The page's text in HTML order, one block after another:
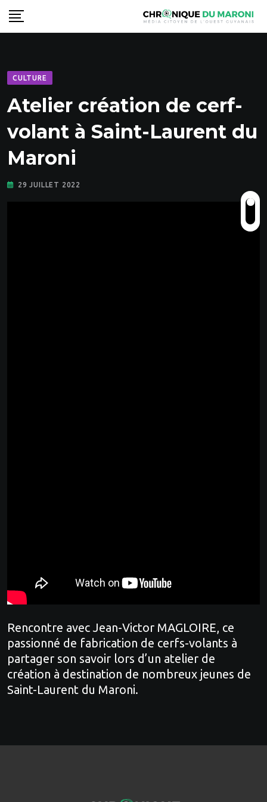
Skip
to
CULTURE
Atelier création de cerf-
volant à Saint-Laurent du
Maroni
29 JUILLET 2022
Rencontre avec Jean-Victor MAGLOIRE, ce
passionné de fabrication de cerfs-volants à
partager son savoir lors d’un atelier de
création à destination de nombreux jeunes de
Saint-Laurent du Maroni.